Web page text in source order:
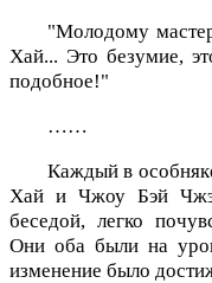
"Молодому
Хай... Это безумие,
подобное!"
……
Каждый в
Хай и Чжоу Бэй
беседой, легко
Они оба были на
изменение было